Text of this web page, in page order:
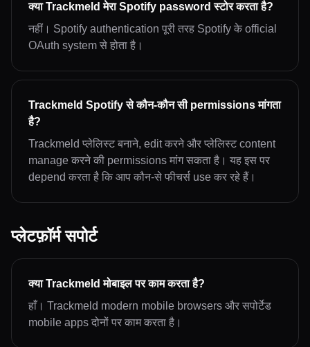
क्या Trackmeld मेरा Spotify password स्टोर करता है?
नहीं। Spotify authentication पूरी तरह Spotify के official
OAuth system से होता है।
Trackmeld Spotify से कौन-कौन सी permissions मांगता
है?
Trackmeld प्लेलिस्ट बनाने, edit करने और प्लेलिस्ट content
manage करने की permissions मांग सकता है। यह इस पर
depend करता है कि आप कौन-से फीचर्स use कर रहे हैं।
प्लेटफ़ॉर्म सपोर्ट
क्या Trackmeld मोबाइल पर काम करता है?
हाँ। Trackmeld modern mobile browsers और सपोर्टेड
mobile apps दोनों पर काम करता है।